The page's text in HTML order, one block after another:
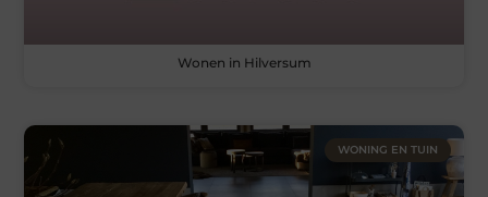
Wonen in Hilversum
WONING EN TUIN